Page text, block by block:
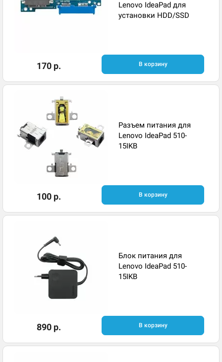
Lenovo IdeaPad для
установки HDD/SSD
170 р. В корзину
Разъем питания для
Lenovo IdeaPad 510-
15IKB
100 р. В корзину
Блок питания для
Lenovo IdeaPad 510-
15IKB
890 р. В корзину